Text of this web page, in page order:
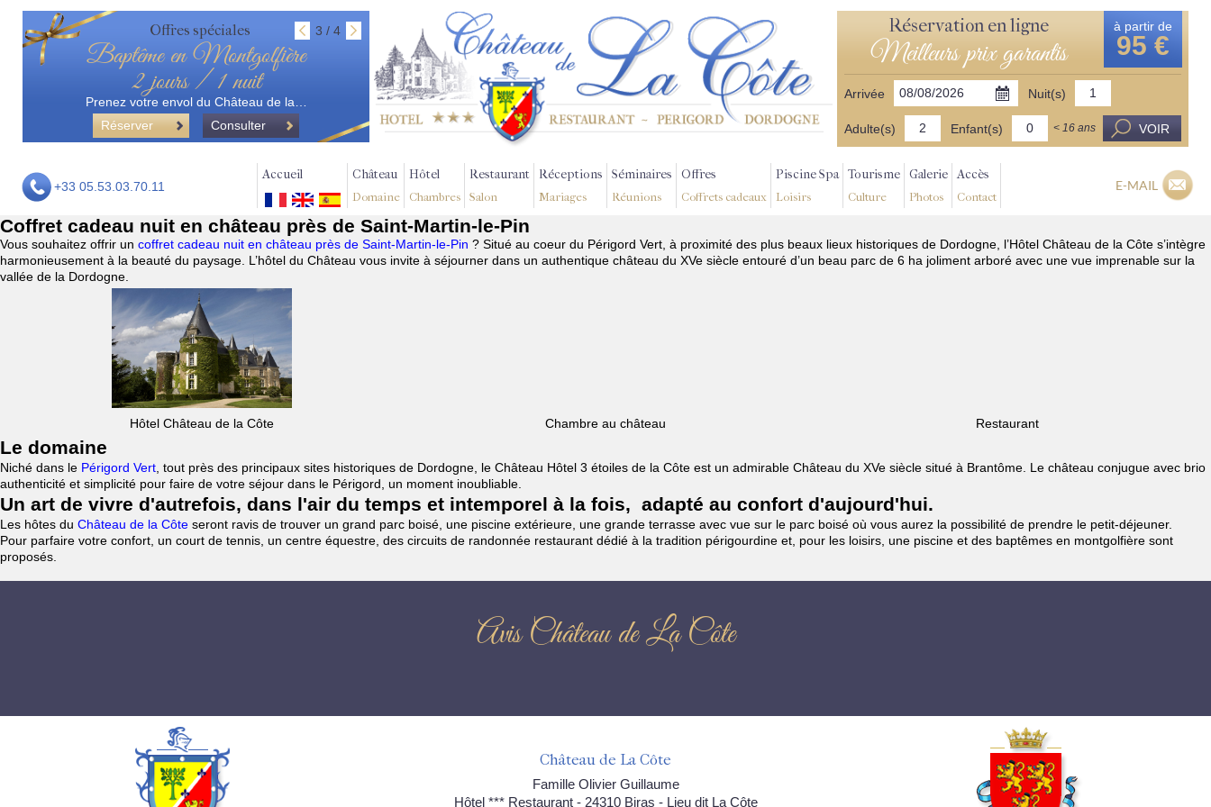
Offres spéciales 3 / 4
Baptême en Montgolfière
2 jours / 1 nuit
Prenez votre envol du Château de la…
Réserver
Consulter
Réservation en ligne
Meilleurs prix garantis
à partir de
95 €
Arrivée Nuit(s)
Adulte(s) Enfant(s) < 16 ans VOIR
+33 05.53.03.70.11
Accueil Château
Domaine
Hôtel
Chambres
Restaurant
Salon
Réceptions
Mariages
Séminaires
Réunions
Offres
Coffrets cadeaux
Piscine Spa
Loisirs
Tourisme
Culture
Galerie
Photos
Accès
Contact
E-MAIL
Coffret cadeau nuit en château près de Saint-Martin-le-Pin
Vous souhaitez offrir un coffret cadeau nuit en château près de Saint-Martin-le-Pin ? Situé au coeur du Périgord Vert, à proximité des plus beaux lieux historiques de Dordogne, l’Hôtel Château de la Côte s’intègre
harmonieusement à la beauté du paysage. L’hôtel du Château vous invite à séjourner dans un authentique château du XVe siècle entouré d’un beau parc de 6 ha joliment arboré avec une vue imprenable sur la
vallée de la Dordogne.
Hôtel Château de la Côte Chambre au château Restaurant
Le domaine
Niché dans le Périgord Vert , tout près des principaux sites historiques de Dordogne, le Château Hôtel 3 étoiles de la Côte est un admirable Château du XVe siècle situé à Brantôme. Le château conjugue avec brio
authenticité et simplicité pour faire de votre séjour dans le Périgord, un moment inoubliable.
Un art de vivre d'autrefois, dans l'air du temps et intemporel à la fois, adapté au confort d'aujourd'hui.
Les hôtes du Château de la Côte seront ravis de trouver un grand parc boisé, une piscine extérieure, une grande terrasse avec vue sur le parc boisé où vous aurez la possibilité de prendre le petit-déjeuner.
Pour parfaire votre confort, un court de tennis, un centre équestre, des circuits de randonnée restaurant dédié à la tradition périgourdine et, pour les loisirs, une piscine et des baptêmes en montgolfière sont
proposés.
Avis Château de La Côte
Château de La Côte
Famille Olivier Guillaume
Hôtel *** Restaurant - 24310 Biras - Lieu dit La Côte